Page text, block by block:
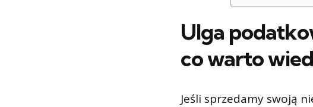
Ulga
co warto
Jeśli sprzedamy swoją